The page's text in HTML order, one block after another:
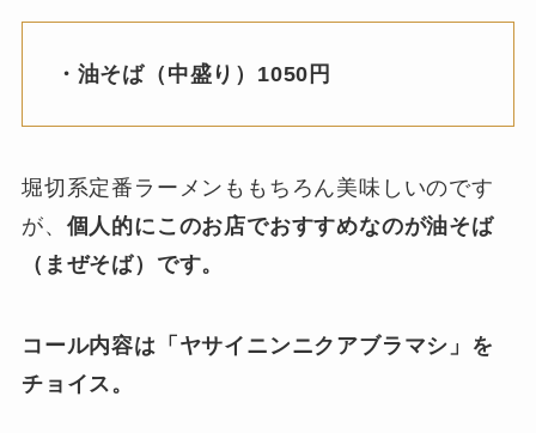
・油そば（中盛り）1050円
堀切系定番ラーメンももちろん美味しいのです
が、 個人的にこのお店でおすすめなのが油そば
（まぜそば）です。
コール内容は「ヤサイニンニクアブラマシ」を
チョイス。